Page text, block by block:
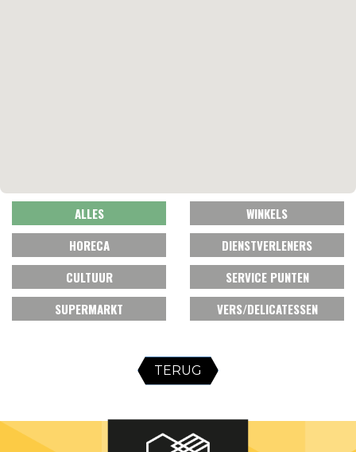
ALLES
WINKELS
HORECA
DIENSTVERLENERS
CULTUUR
SERVICE PUNTEN
SUPERMARKT
VERS/DELICATESSEN
TERUG